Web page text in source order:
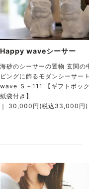
Happy waveシーサー
海砂のシーサーの置物 玄関の
ビングに飾るモダンシーサー
wave Ｓ－111 【ギフトボック
紙袋付き】
｜ 30,000円(税込33,000円)